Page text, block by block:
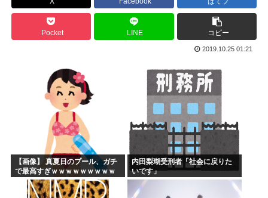
【高市朗報】高市早苗の名言、偉人の名言としてブロガーにま...
ひぐらし原作北条沙都子「大きいのやだ！気持ち悪いのやだ！...
海外「日本にはこんな特殊な標識があるんだけど皆は見たこと...
森山前自民党幹事長「日中首脳会談の写真を高市が勝手にSN...
突進してきた牛を跳び越えたら、牛が固まって動かなくなった...
バトル漫画の主人公でライバルがいないキャラ、存在しない
週刊少年ジャンプ、発行部数100万部割れ
Pocket LINE コピー
2019.10.25 01:21
【画像】 真夏日のプール、ガチ
で最高すぎｗｗｗｗｗｗｗｗｗ
内田梨瑚受刑者「社会に戻りた
いです」